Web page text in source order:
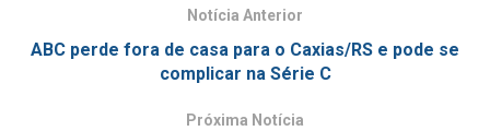
Notícia Anterior
ABC perde fora de casa para o Caxias/RS e pode se
complicar na Série C
Próxima Notícia